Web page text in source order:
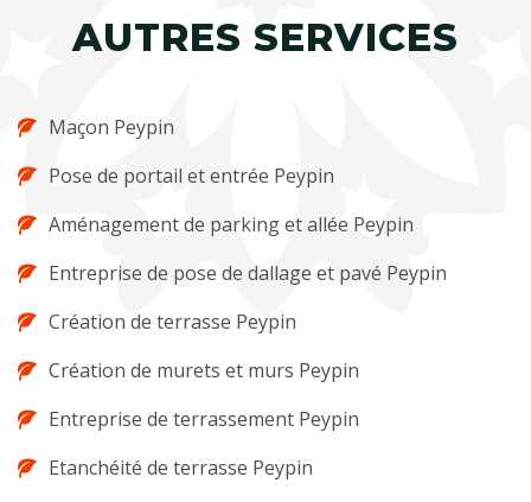
AUTRES SERVICES
Maçon Peypin
Pose de portail et entrée Peypin
Aménagement de parking et allée Peypin
Entreprise de pose de dallage et pavé Peypin
Création de terrasse Peypin
Création de murets et murs Peypin
Entreprise de terrassement Peypin
Etanchéité de terrasse Peypin